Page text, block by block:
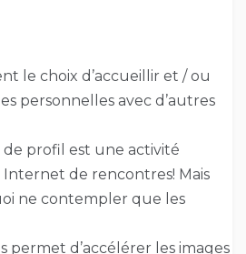
le choix d’accueillir et / ou
personnelles avec d’autres
profil est une activité
de rencontres! Mais
ne contempler que les
permet d’accélérer les images